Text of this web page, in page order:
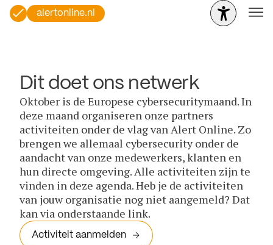
alertonline.nl
Dit doet ons netwerk
Oktober is de Europese cybersecuritymaand. In
deze maand organiseren onze partners
activiteiten onder de vlag van Alert Online. Zo
brengen we allemaal cybersecurity onder de
aandacht van onze medewerkers, klanten en
hun directe omgeving. Alle activiteiten zijn te
vinden in deze agenda. Heb je de activiteiten
van jouw organisatie nog niet aangemeld? Dat
kan via onderstaande link.
Activiteit aanmelden